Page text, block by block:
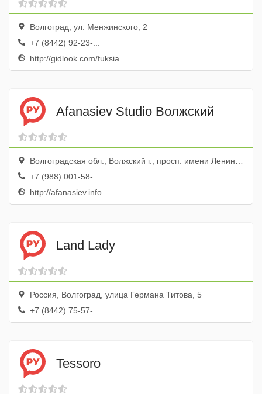
Волгоград, ул. Менжинского, 2
+7 (8442) 92-23-...
http://gidlook.com/fuksia
Afanasiev Studio Волжский
Волгоградская обл., Волжский г., просп. имени Ленина, 32
+7 (988) 001-58-...
http://afanasiev.info
Land Lady
Россия, Волгоград, улица Германа Титова, 5
+7 (8442) 75-57-...
Tessoro